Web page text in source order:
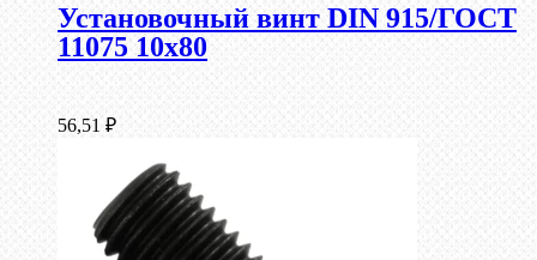
Установочный винт DIN 915/ГОСТ
11075 10х80
56,51 ₽